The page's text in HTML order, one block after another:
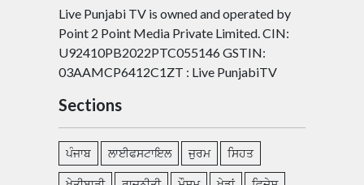
Live Punjabi TV is owned and operated by
Point 2 Point Media Private Limited. CIN:
U92410PB2022PTC055146 GSTIN:
03AAMCP6412C1ZT : Live PunjabiTV
Sections
ਪੰਜਾਬ ਲਾਈਫਸਟਾਇਲ ਜੁਰਮ ਸਿਹਤ